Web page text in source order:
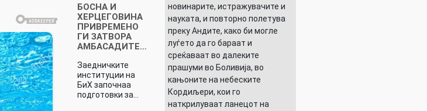
БОСНА И
ХЕРЦЕГОВИНА
ПРИВРЕМЕНО
ГИ ЗАТВОРА
АМБАСАДИТЕ…
Заедничките
институции на
БиХ започнаа
подготовки за…
новинарите, истражувачите и
науката, и повторно полетува
преку Андите, како би могле
луѓето да го бараат и
среќаваат во далеките
прашуми во Боливија, во
кањоните на небеските
Кордиљери, кои го
наткрилуваат ланецот на